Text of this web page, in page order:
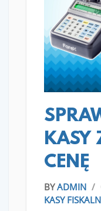
KASY
CENĘ
BYADMIN /
KASY